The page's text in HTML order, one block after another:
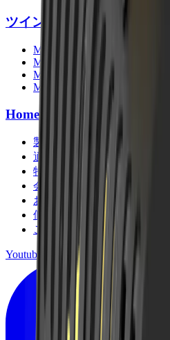
ツインヘッダー
MB-R500
MB-R700
MB-R800
MB-R900
Home
製品
適用分野
特集記事
会社情報
お問い合わせ
個人情報保護方針
ご利用規約
Youtube